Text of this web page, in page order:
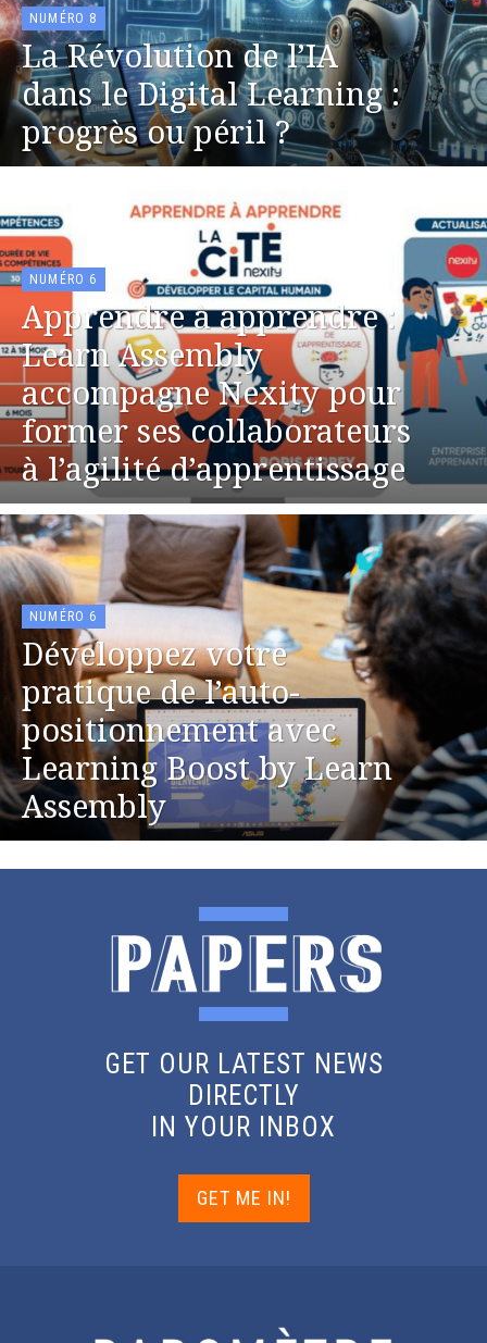
NUMÉRO 8
La Révolution de l’IA
dans le Digital Learning :
progrès ou péril ?
NUMÉRO 6
Apprendre à apprendre :
Learn Assembly
accompagne Nexity pour
former ses collaborateurs
à l’agilité d’apprentissage
NUMÉRO 6
Développez votre
pratique de l’auto-
positionnement avec
Learning Boost by Learn
Assembly
GET OUR LATEST NEWS
DIRECTLY
IN YOUR INBOX
GET ME IN!